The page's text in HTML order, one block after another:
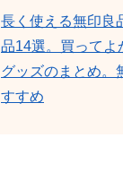
長く使える無印良
品14選。買ってよ
グッズのまとめ。
すすめ